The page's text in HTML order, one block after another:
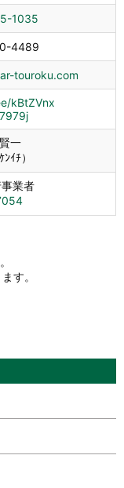
1035
4489
touroku.com
kBtZVnx
一
ﾝｲﾁ）
業者
す。